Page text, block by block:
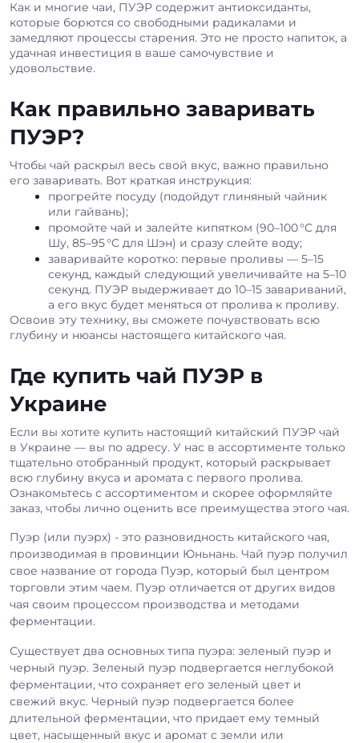
Как и многие чаи, ПУЭР содержит антиоксиданты,
которые борются со свободными радикалами и
замедляют процессы старения. Это не просто напиток, а
удачная инвестиция в ваше самочувствие и
удовольствие.
Как правильно заваривать
ПУЭР?
Чтобы чай раскрыл весь свой вкус, важно правильно
его заваривать. Вот краткая инструкция:
прогрейте посуду (подойдут глиняный чайник
или гайвань);
промойте чай и залейте кипятком (90–100 °C для
Шу, 85–95 °C для Шэн) и сразу слейте воду;
заваривайте коротко: первые проливы — 5–15
секунд, каждый следующий увеличивайте на 5–10
секунд. ПУЭР выдерживает до 10–15 завариваний,
а его вкус будет меняться от пролива к проливу.
Освоив эту технику, вы сможете почувствовать всю
глубину и нюансы настоящего китайского чая.
Где купить чай ПУЭР в
Украине
Если вы хотите купить настоящий китайский ПУЭР чай
в Украине — вы по адресу. У нас в ассортименте только
тщательно отобранный продукт, который раскрывает
всю глубину вкуса и аромата с первого пролива.
Ознакомьтесь с ассортиментом и скорее оформляйте
заказ, чтобы лично оценить все преимущества этого чая.
Пуэр (или пуэрх) - это разновидность китайского чая,
производимая в провинции Юньнань. Чай пуэр получил
свое название от города Пуэр, который был центром
торговли этим чаем. Пуэр отличается от других видов
чая своим процессом производства и методами
ферментации.
Существует два основных типа пуэра: зеленый пуэр и
черный пуэр. Зеленый пуэр подвергается неглубокой
ферментации, что сохраняет его зеленый цвет и
свежий вкус. Черный пуэр подвергается более
длительной ферментации, что придает ему темный
цвет, насыщенный вкус и аромат с земли или